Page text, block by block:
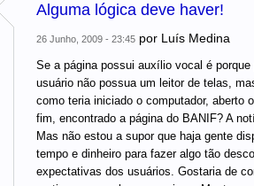
Alguma lógica deve haver!
26 Junho, 2009 - 23:45 por Luís Medina
Se a página possui auxílio vocal é porque
usuário não possua um leitor de telas,
como teria iniciado o computador, aberto
fim, encontrado a página do BANIF? A
Mas não estou a supor que haja gente
tempo e dinheiro para fazer algo tão
expectativas dos usuários. Gostaria de